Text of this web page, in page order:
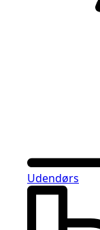
Udendørs